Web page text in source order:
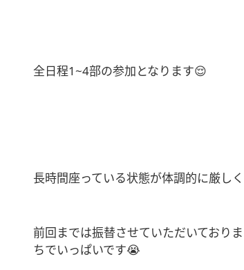
全日程1~4部の参加となります😌
長時間座っている状態が体調的に厳しく
前回までは振替させていただいており
ちでいっぱいです😭